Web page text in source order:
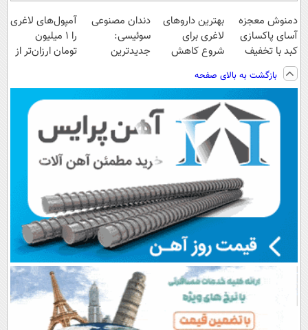
دمنوش معجزه
آسای پاکسازی
کبد با تخفیف
ویژه
بهترین داروهای
لاغری برای
شروع کاهش
داروخانه های
نزدیکت!
دندان مصنوعی
سوئیسی:
جدیدترین
پرداخت قسطی
آمپول‌های لاغری
را ۱ میلیون
تومان ارزان‌تر از
بازگشت به بالای صفحه